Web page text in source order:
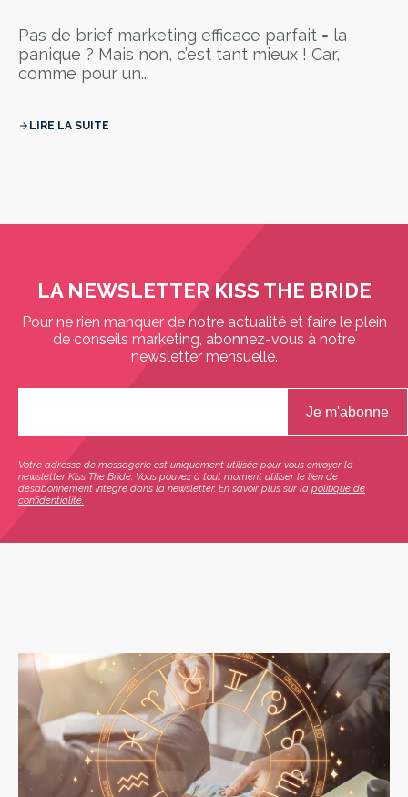
Pas de brief marketing efficace parfait = la
panique ? Mais non, c’est tant mieux ! Car,
comme pour un...
arrow_forward LIRE LA SUITE
LA NEWSLETTER KISS THE BRIDE
Pour ne rien manquer de notre actualité et faire le plein
de conseils marketing, abonnez-vous à notre
newsletter mensuelle.
Votre adresse de messagerie est uniquement utilisée pour vous envoyer la
newsletter Kiss The Bride. Vous pouvez à tout moment utiliser le lien de
désabonnement intégré dans la newsletter. En savoir plus sur la politique de
confidentialité.